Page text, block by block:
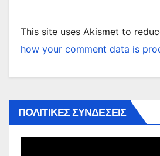
This site uses Akismet to
how your comment data is
ΠΟΛΙΤΙΚΕΣ ΣΥΝΔΕΣΕΙΣ